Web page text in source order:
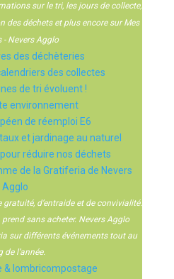
sur le tri, les jours de collecte,
des déchets et plus encore sur Mes
- Nevers Agglo
des déchèteries
des collectes
de tri évoluent !
environnement
de réemploi E6
et jardinage au naturel
réduire nos déchets
de la Gratiferia de Nevers
Agglo
d’entraide et de convivialité.
sans acheter. Nevers Agglo
sur différents événements tout au
de l’année.
& lombricompostage